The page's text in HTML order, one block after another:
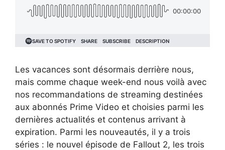
Les vacances sont désormais derrière nous,
mais comme chaque week-end nous voilà avec
nos recommandations de streaming destinées
aux abonnés Prime Video et choisies parmi les
dernières actualités et contenus arrivant à
expiration. Parmi les nouveautés, il y a trois
séries : le nouvel épisode de Fallout 2, les trois